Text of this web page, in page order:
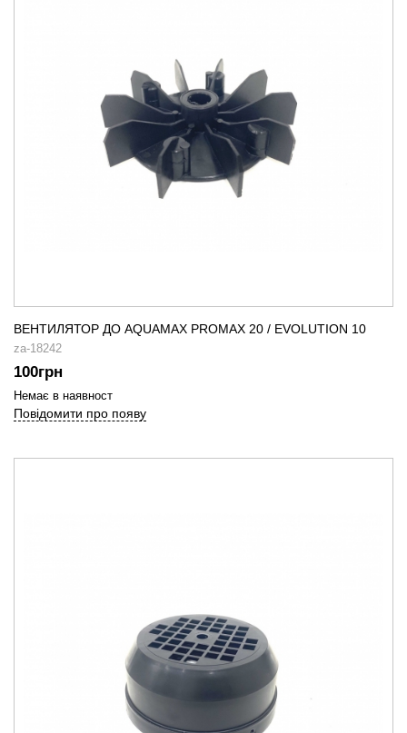
ВЕНТИЛЯТОР ДО AQUAMAX PROMAX 20 / EVOLUTION 10
za-18242
100грн
Немає в наявност
Повідомити про появу